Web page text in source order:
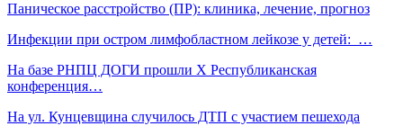
Паническое расстройство (ПР): клиника, лечение, прогноз
Инфекции при остром лимфобластном лейкозе у детей: …
На базе РНПЦ ДОГИ прошли Х Республиканская
конференция…
На ул. Кунцевщина случилось ДТП с участием пешехода